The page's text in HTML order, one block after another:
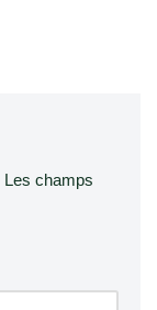
Les champs